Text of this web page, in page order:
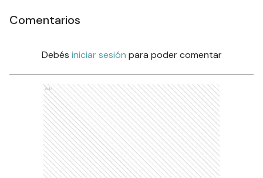
Comentarios
Debés iniciar sesión para poder comentar
Ads